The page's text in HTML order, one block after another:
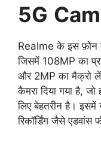
5G
Realme के इस फ़ोन में
जिसमें 108MP का
और 2MP का मैक्रो
कैमरा दिया गया है, जो
लिए बेहतरीन है। इसमें
रिकॉर्डिंग जैसे एडवांस